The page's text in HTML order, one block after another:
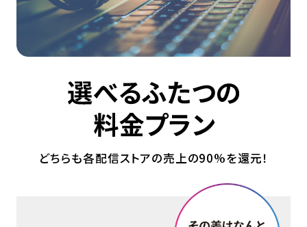
どちらも各配信ストアの売上の90%を還元！